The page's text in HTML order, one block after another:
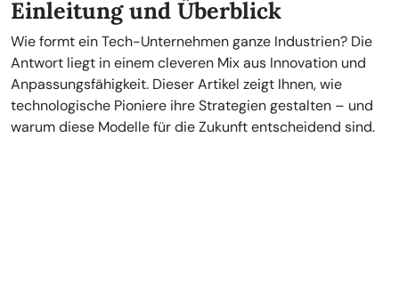
Einleitung und Überblick
Wie formt ein Tech-Unternehmen ganze Industrien? Die
Antwort liegt in einem cleveren Mix aus Innovation und
Anpassungsfähigkeit. Dieser Artikel zeigt Ihnen, wie
technologische Pioniere ihre Strategien gestalten – und
warum diese Modelle für die Zukunft entscheidend sind.